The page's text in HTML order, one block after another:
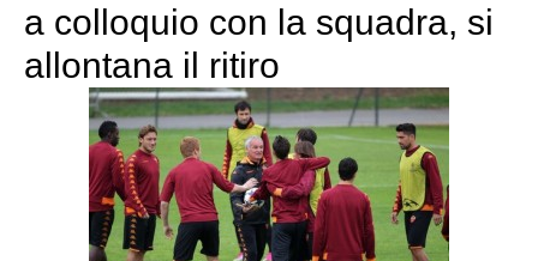
a colloquio con la squadra, si
allontana il ritiro